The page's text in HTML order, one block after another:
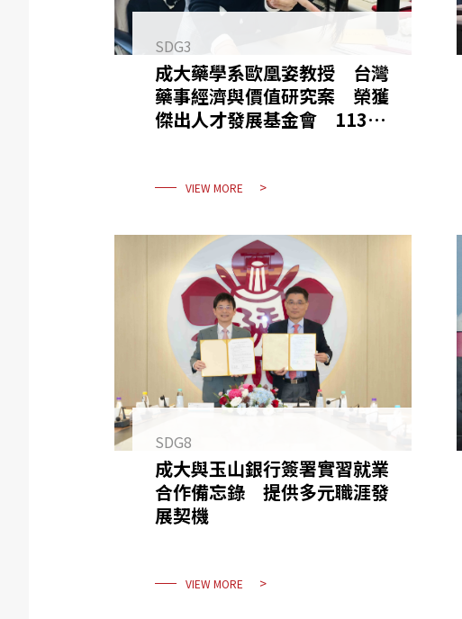
SDG3
成大藥學系歐凰姿教授 台灣
藥事經濟與價值研究案 榮獲
傑出人才發展基金會 113
VIEW MORE
SDG8
成大與玉山銀行簽署實習就業
合作備忘錄 提供多元職涯發
展契機
VIEW MORE